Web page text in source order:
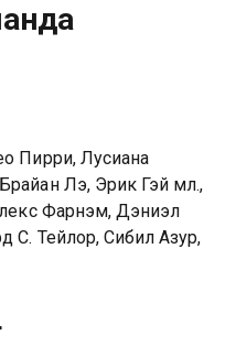
Пирри, Лусиана
Лэ, Эрик Гэй мл.,
Фарнэм, Дэниэл
С. Тейлор, Сибил Азур,